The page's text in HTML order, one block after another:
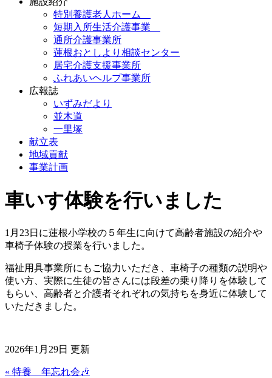
特別養護老人ホーム
短期入所生活介護事業
通所介護事業所
蓮根おとしより相談センター
居宅介護支援事業所
ふれあいヘルプ事業所
広報誌
いずみだより
並木道
一里塚
献立表
地域貢献
事業計画
車いす体験を行いました
1月23日に蓮根小学校の５年生に向けて高齢者施設の紹介や
車椅子体験の授業を行いました。
福祉用具事業所にもご協力いただき、車椅子の種類の説明や
使い方、実際に生徒の皆さんには段差の乗り降りを体験して
もらい、高齢者と介護者それぞれの気持ちを身近に体験して
いただきました。
2026年1月29日 更新
« 特養 年忘れ会🎶